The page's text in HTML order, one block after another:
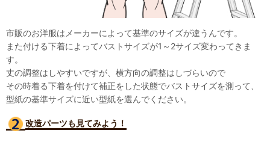
市販のお洋服はメーカーによって基準のサイズが違うんです。
また付ける下着によってバストサイズが1～2サイズ変わってきま
す。
丈の調整はしやすいですが、横方向の調整はしづらいので
その時着る下着を付けて補正をした状態でバストサイズを測って、
型紙の基準サイズに近い型紙を選んでください。
改造パーツも見てみよう！